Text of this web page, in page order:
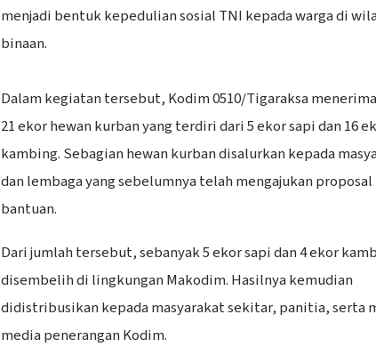
menjadi bentuk kepedulian sosial TNI kepada warga di
binaan.
Dalam kegiatan tersebut, Kodim 0510/Tigaraksa
21 ekor hewan kurban yang terdiri dari 5 ekor sapi dan 16
kambing. Sebagian hewan kurban disalurkan kepada
dan lembaga yang sebelumnya telah mengajukan proposal
bantuan.
‎‎Dari jumlah tersebut, sebanyak 5 ekor sapi dan 4 ekor
disembelih di lingkungan Makodim. Hasilnya kemudian
didistribusikan kepada masyarakat sekitar, panitia, serta
media penerangan Kodim.